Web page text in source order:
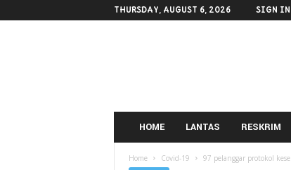
THURSDAY, AUGUST 6, 2026 SIGN
HOME LANTAS RESKRIM
Home Covid-19 97 pelanggar protokol